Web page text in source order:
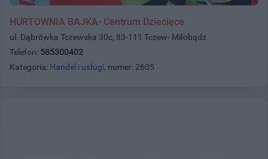
HURTOWNIA BAJKA- Centrum Dziecięce
ul. Dąbrówka Tczewska 30c, 83-111 Tczew- Miłobądz
Telefon: 585300402
Kategoria: Handel i usługi, numer: 2605